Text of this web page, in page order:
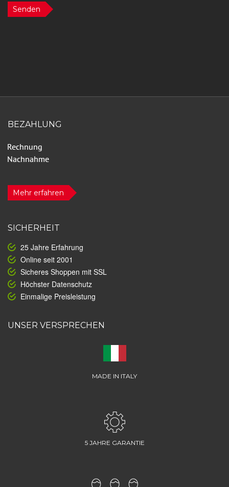
Senden
BEZAHLUNG
Mehr erfahren
SICHERHEIT
25 Jahre Erfahrung
Online seit 2001
Sicheres Shoppen mit SSL
Höchster Datenschutz
Einmalige Preisleistung
UNSER VERSPRECHEN
MADE IN ITALY
5 JAHRE GARANTIE